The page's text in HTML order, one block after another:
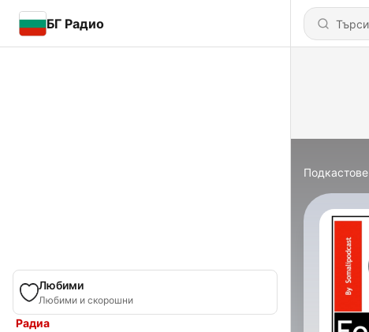
БГ Радио
Любими
Любими и скорошни
Радиа
Подкастове